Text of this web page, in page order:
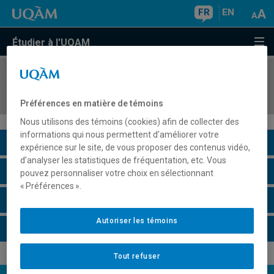
FR EN
Étudier à l'UQAM
COURS//
Description du cours
Horaire - Été 2026
Préférences en matière de témoins
Nous utilisons des témoins (cookies) afin de collecter des
informations qui nous permettent d’améliorer votre
expérience sur le site, de vous proposer des contenus vidéo,
d’analyser les statistiques de fréquentation, etc. Vous
pouvez personnaliser votre choix en sélectionnant
« Préférences ».
Tout refuser
Autoriser les témoins